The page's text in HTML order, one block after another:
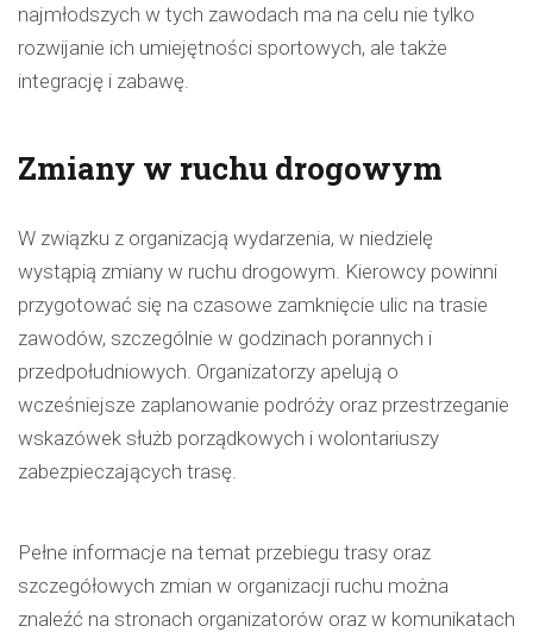
najmłodszych w tych zawodach ma na celu nie tylko
rozwijanie ich umiejętności sportowych, ale także
integrację i zabawę.
Zmiany w ruchu drogowym
W związku z organizacją wydarzenia, w niedzielę
wystąpią zmiany w ruchu drogowym. Kierowcy powinni
przygotować się na czasowe zamknięcie ulic na trasie
zawodów, szczególnie w godzinach porannych i
przedpołudniowych. Organizatorzy apelują o
wcześniejsze zaplanowanie podróży oraz przestrzeganie
wskazówek służb porządkowych i wolontariuszy
zabezpieczających trasę.
Pełne informacje na temat przebiegu trasy oraz
szczegółowych zmian w organizacji ruchu można
znaleźć na stronach organizatorów oraz w komunikatach